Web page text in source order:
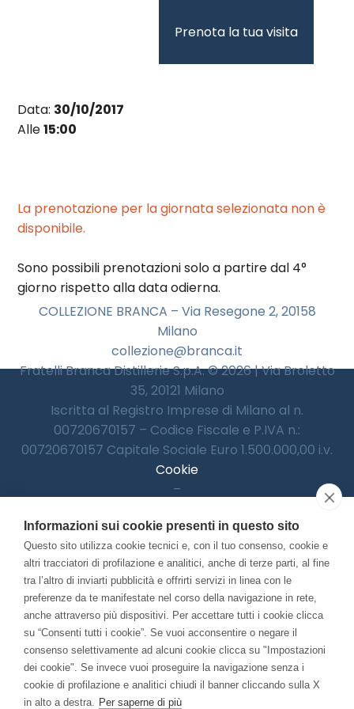
Prenota la tua visita
Data: 30/10/2017
Alle15:00
La prenotazione per la giornata selezionata non è
disponibile.
Sono possibili prenotazioni solo a partire dal 4°
giorno rispetto alla data odierna.
COLLEZIONE BRANCA – Via Resegone 2, 20158
Milano
collezione@branca.it
Fratelli Branca Distillerie S.p.A. © 2026 | Via Broletto
35, 20121 Milano
Iscritta al Registro Imprese di Milano al n.
00720670157 – Codice Fiscale e P.IVA n.:
00720670157 Capitale Sociale Euro 1.500.000,00 i.v.
Cookie
–
–
Accessibilitià
Con il contributo di:
Informazioni sui cookie presenti in questo sito
Questo sito utilizza cookie tecnici e, con il tuo consenso, cookie e
altri tracciatori di profilazione e analitici, anche di terze parti, al fine
tra l’altro di inviarti pubblicità e offrirti servizi in linea con le
preferenze da te manifestate nel corso della navigazione in rete,
anche attraverso più dispositivi. Per accettare tutti i cookie clicca
su “Consenti tutti i cookie”. Se vuoi acconsentire o negare il
consenso selettivamente ad alcuni cookie clicca su "Impostazioni
dei cookie". Se invece vuoi proseguire la navigazione senza i
cookie di profilazione e analitici chiudi il banner cliccando sulla X
in alto a destra. Per saperne di più